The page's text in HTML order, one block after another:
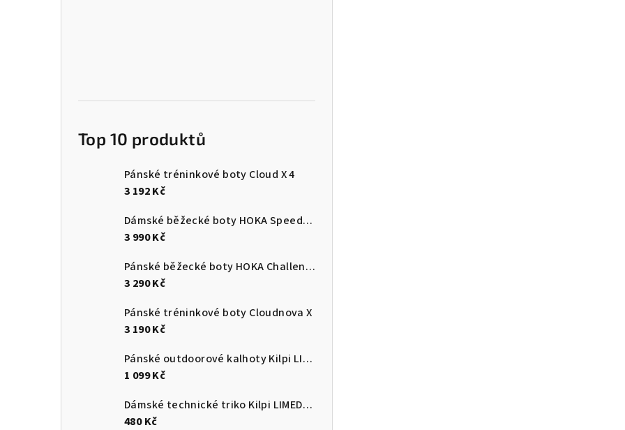
Top 10 produktů
Pánské tréninkové boty Cloud X 4
3 192 Kč
Dámské běžecké boty HOKA Speedgoat 7
3 990 Kč
Pánské běžecké boty HOKA Challenger 8
3 290 Kč
Pánské tréninkové boty Cloudnova X
3 190 Kč
Pánské outdoorové kalhoty Kilpi LIGNE-M
1 099 Kč
Dámské technické triko Kilpi LIMED-W
480 Kč